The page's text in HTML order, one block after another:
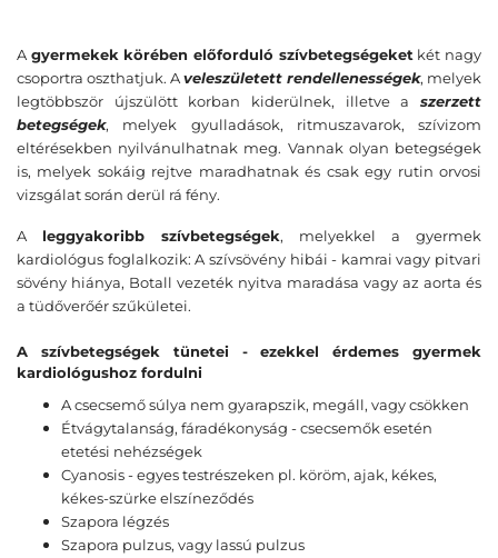
A gyermekek körében előforduló szívbetegségeket két nagy
csoportra oszthatjuk. Aveleszületett rendellenességek, melyek
legtöbbször újszülött korban kiderülnek, illetve a szerzett
betegségek, melyek gyulladások, ritmuszavarok, szívizom
eltérésekben nyilvánulhatnak meg. Vannak olyan betegségek
is, melyek sokáig rejtve maradhatnak és csak egy rutin orvosi
vizsgálat során derül rá fény.
A leggyakoribb szívbetegségek, melyekkel a gyermek
kardiológus foglalkozik: A szívsövény hibái - kamrai vagy pitvari
sövény hiánya, Botall vezeték nyitva maradása vagy az aorta és
a tüdőverőér szűkületei.
A szívbetegségek tünetei - ezekkel érdemes gyermek
kardiológushoz fordulni
A csecsemő súlya nem gyarapszik, megáll, vagy csökken
Étvágytalanság, fáradékonyság - csecsemők esetén
etetési nehézségek
Cyanosis - egyes testrészeken pl. köröm, ajak, kékes,
kékes-szürke elszíneződés
Szapora légzés
Szapora pulzus, vagy lassú pulzus